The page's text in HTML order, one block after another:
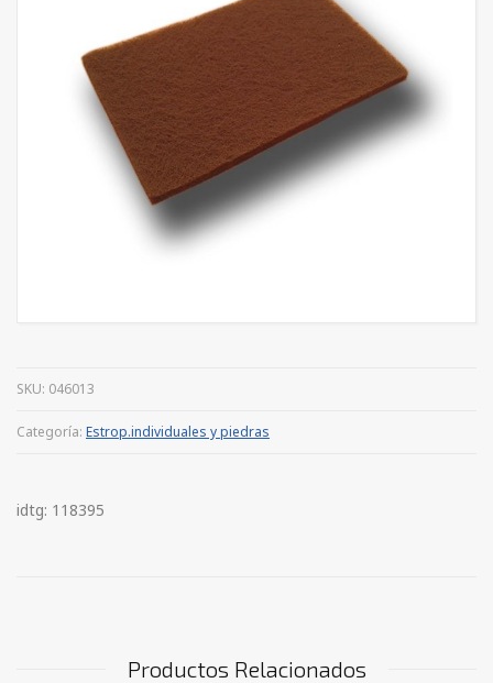
SKU: 046013
Categoría: Estrop.individuales y piedras
idtg: 118395
Productos Relacionados